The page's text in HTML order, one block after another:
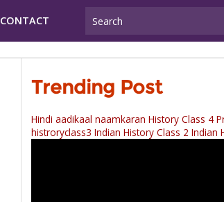
CONTACT
Trending Post
Hindi aadikaal naamkaran History Class 4
histroryclass3 Indian History Class 2 Indian